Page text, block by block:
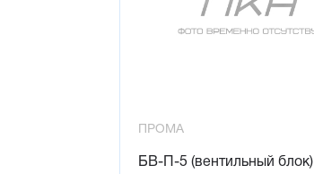
ПРОМА
БВ-П-5 (вентильный блок)